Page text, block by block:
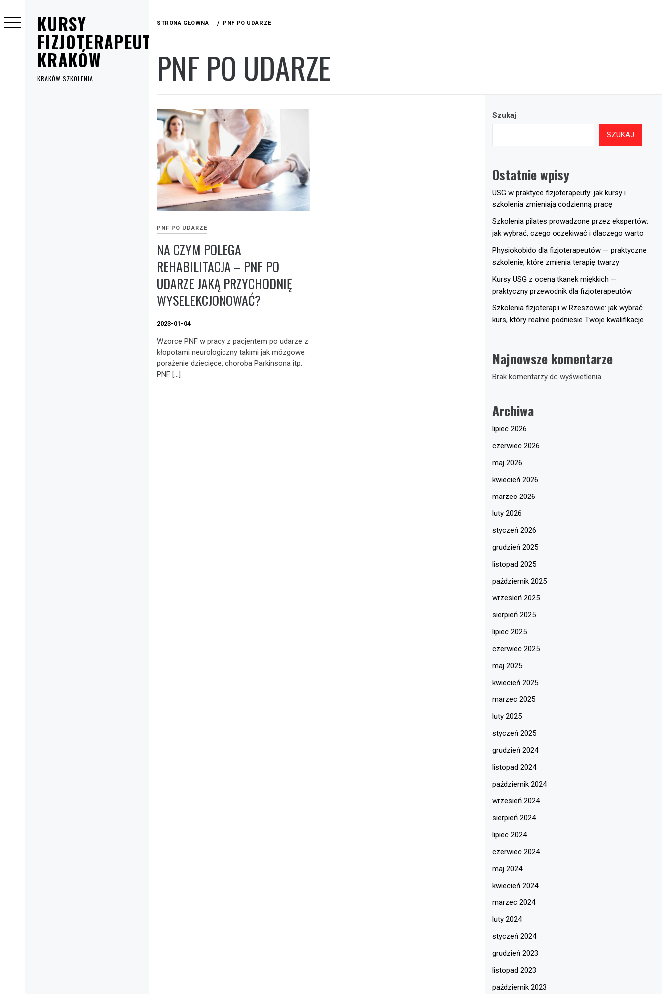
KURSY
FIZJOTERAPEUTYCZNE
KRAKÓW
KRAKÓW SZKOLENIA
do
treści
STRONA GŁÓWNA PNF PO UDARZE
PNF PO UDARZE
PNF PO UDARZE
NA CZYM POLEGA
REHABILITACJA – PNF PO
UDARZE JAKĄ PRZYCHODNIĘ
WYSELEKCJONOWAĆ?
2023-01-04
Wzorce PNF w pracy z pacjentem po udarze z
kłopotami neurologiczny takimi jak mózgowe
porażenie dziecięce, choroba Parkinsona itp.
PNF […]
Szukaj
SZUKAJ
Ostatnie wpisy
USG w praktyce fizjoterapeuty: jak kursy i
szkolenia zmieniają codzienną pracę
Szkolenia pilates prowadzone przez ekspertów:
jak wybrać, czego oczekiwać i dlaczego warto
Physiokobido dla fizjoterapeutów — praktyczne
szkolenie, które zmienia terapię twarzy
Kursy USG z oceną tkanek miękkich —
praktyczny przewodnik dla fizjoterapeutów
Szkolenia fizjoterapii w Rzeszowie: jak wybrać
kurs, który realnie podniesie Twoje kwalifikacje
Najnowsze komentarze
Brak komentarzy do wyświetlenia.
Archiwa
lipiec 2026
czerwiec 2026
maj 2026
kwiecień 2026
marzec 2026
luty 2026
styczeń 2026
grudzień 2025
listopad 2025
październik 2025
wrzesień 2025
sierpień 2025
lipiec 2025
czerwiec 2025
maj 2025
kwiecień 2025
marzec 2025
luty 2025
styczeń 2025
grudzień 2024
listopad 2024
październik 2024
wrzesień 2024
sierpień 2024
lipiec 2024
czerwiec 2024
maj 2024
kwiecień 2024
marzec 2024
luty 2024
styczeń 2024
grudzień 2023
listopad 2023
październik 2023